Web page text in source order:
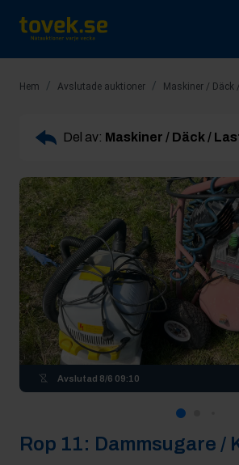
Hem / Avslutade auktioner / Maskiner / Däck
Del av: Maskiner / Däck /
Avslutad 8/6 09:10
Rop 11: Dammsugare /